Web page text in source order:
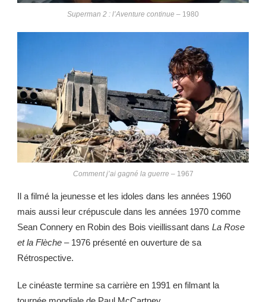
Superman 2 : l’Aventure continue – 1980
Comment j’ai gagné la guerre – 1967
Il a filmé la jeunesse et les idoles dans les années 1960
mais aussi leur crépuscule dans les années 1970 comme
Sean Connery en Robin des Bois vieillissant dans La Rose
et la Flèche – 1976 présenté en ouverture de sa
Rétrospective.
Le cinéaste termine sa carrière en 1991 en filmant la